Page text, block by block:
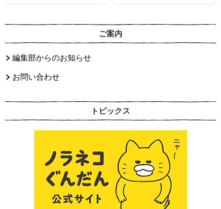
ご案内
編集部からのお知らせ
お問い合わせ
トピックス